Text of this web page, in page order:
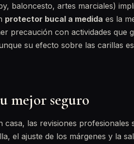
baloncesto, artes marciales)
protector bucal a medida es la
precaución con actividades que
su efecto sobre las carillas
mejor seguro
las revisiones profesionales
el ajuste de los márgenes y la